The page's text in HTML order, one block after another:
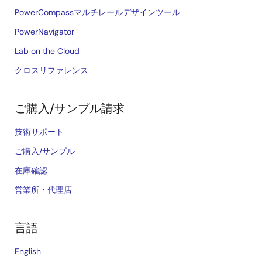
PowerCompassマルチレールデザインツール
PowerNavigator
Lab on the Cloud
クロスリファレンス
ご購入/サンプル請求
技術サポート
ご購入/サンプル
在庫確認
営業所・代理店
言語
English